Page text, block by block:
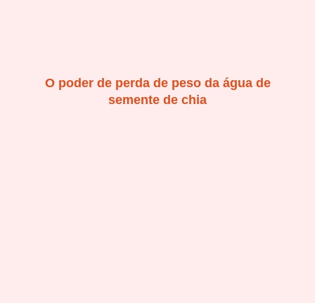
O poder de perda de peso da água de
semente de chia